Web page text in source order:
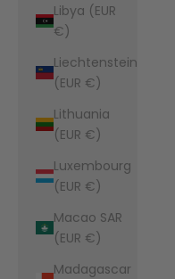
Libya (EUR
€)
Liechtenstein
(EUR €)
Lithuania
(EUR €)
Luxembourg
(EUR €)
Macao SAR
(EUR €)
Madagascar